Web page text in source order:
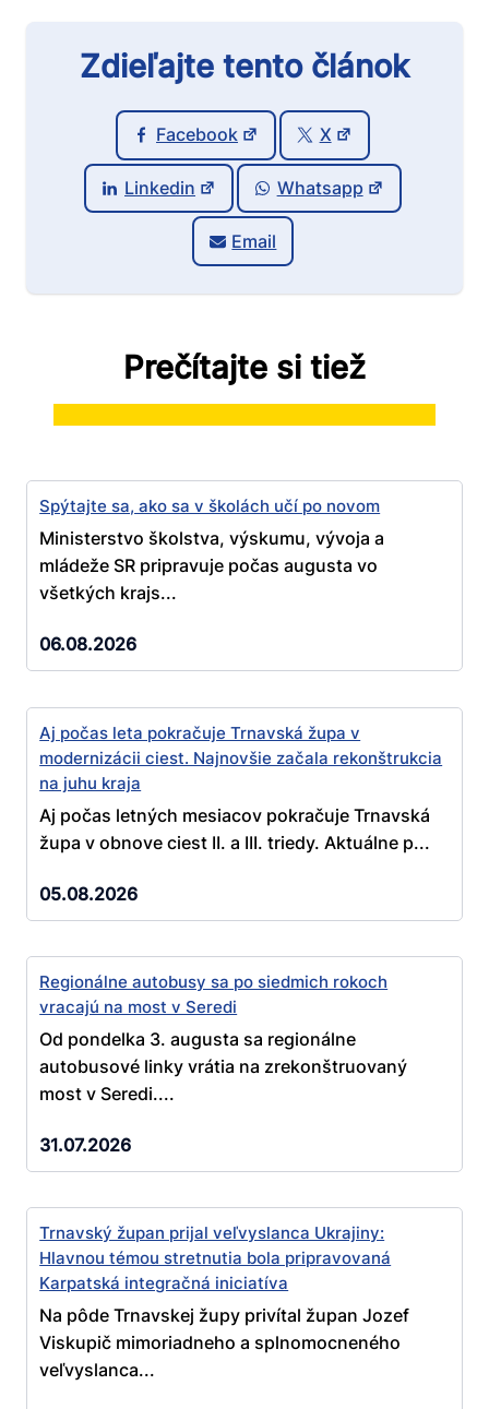
Zdieľajte tento článok
Facebook X
Linkedin Whatsapp
Email
Prečítajte si tiež
Spýtajte sa, ako sa v školách učí po novom
Ministerstvo školstva, výskumu, vývoja a
mládeže SR pripravuje počas augusta vo
všetkých krajs...
06.08.2026
Aj počas leta pokračuje Trnavská župa v
modernizácii ciest. Najnovšie začala rekonštrukcia
na juhu kraja
Aj počas letných mesiacov pokračuje Trnavská
župa v obnove ciest II. a III. triedy. Aktuálne p...
05.08.2026
Regionálne autobusy sa po siedmich rokoch
vracajú na most v Seredi
Od pondelka 3. augusta sa regionálne
autobusové linky vrátia na zrekonštruovaný
most v Seredi....
31.07.2026
Trnavský župan prijal veľvyslanca Ukrajiny:
Hlavnou témou stretnutia bola pripravovaná
Karpatská integračná iniciatíva
Na pôde Trnavskej župy privítal župan Jozef
Viskupič mimoriadneho a splnomocneného
veľvyslanca...